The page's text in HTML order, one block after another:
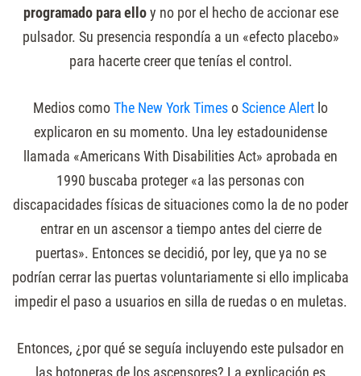
programado para elloy no por el hecho de accionar ese
pulsador. Su presencia respondía a un «efecto placebo»
para hacerte creer que tenías el control.
Medios comoThe New York TimesoScience Alert lo
explicaron en su momento. Una ley estadounidense
llamada «Americans With Disabilities Act» aprobada en
1990 buscaba proteger «a las personas con
discapacidades físicas de situaciones como la de no poder
entrar en un ascensor a tiempo antes del cierre de
puertas». Entonces se decidió, por ley, que ya no se
podrían cerrar las puertas voluntariamente si ello implicaba
impedir el paso a usuarios en silla de ruedas o en muletas.
Entonces, ¿por qué se seguía incluyendo este pulsador en
las botoneras de los ascensores? La explicación es